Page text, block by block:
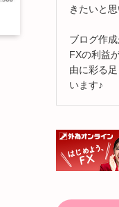
きたいと思
ブログ作
FXの利益
由に彩る
います♪